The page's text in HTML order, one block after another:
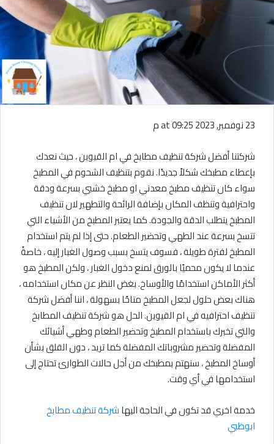
23 نوفمبر, 2023 at 09:25 م
شركتنا أفضل شركة تنظيف مطابخ في ام القيوين ، حيث نعدك
بإعطاء مطبخك شكلاً جديدًا. نقوم بتنظيف الشحوم في المطبخ
سواء كان تنظيف مطبخ معدني او مطبخ خشبي بسرعة ودقة
واحترافية وتنظف المكان بإضافة الرائحة والتطهير لان تنظيف
المطبخ يتطلب الدقة والجودة. كما يعتبر المطبخ من الأشياء التي
تتسخ بسرعة عند الطهي وتحضير الطعام. حتى إذا لم يتم استخدام
المطبخ لفترة طويلة ، فسوف يتسخ بسبب وصول الغبار إليه ، خاصةً
عندما لا يكون محميًا بالورق لمنع دخول الغبار ، ولكن المطبخ هو
أكثر الأماكن استخدامًا والأوساخ. بغض النظر عن مكان استخدامه ،
هناك بعض حلول لجعل المطبخ متاحًا بسهولة ، اننا أفضل شركة
تنظيف احترافيه في ام القيوين. الحل هو شركة تنظيف المطابخ
والتي تخبرك باستخدام المطبخ وتحضير الطعام وطهي أشيائك
المفضلة وتحضير مشروباتك المفضلة كما تريد ، دون القلق بشأن
أوساخ المطبخ ، سنهتم بمطبخك من أجل حالات الطوارئ تحتاج إلى
استخدامها في أي وقت.
خدمة اخري قد تكون في الحاجة اليهاشركة تنظيف مطابخ
ابوظبي